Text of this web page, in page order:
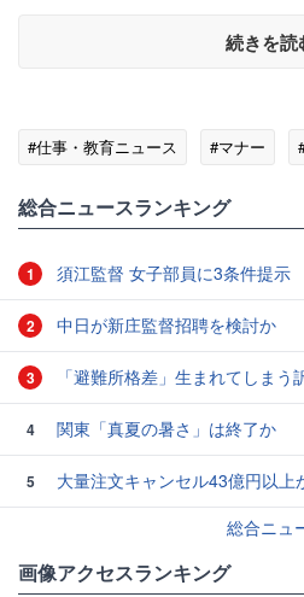
続きを読
#仕事・教育ニュース #マナー
総合ニュースランキング
1 須江監督 女子部員に3条件提示
2 中日が新庄監督招聘を検討か
3 「避難所格差」生まれてしまう
4 関東「真夏の暑さ」は終了か
5
大量注文キャンセル43億円以上
総合ニュ
画像アクセスランキング